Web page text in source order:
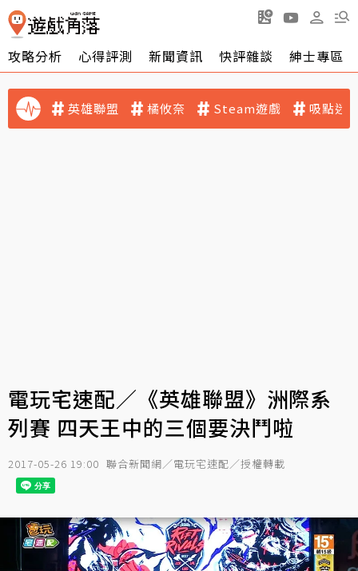
攻略分析 心得評測 新聞資訊 快評雜談 紳士專區
英雄聯盟 橘攸奈 Steam遊戲 吸點迷
電玩宅速配／《英雄聯盟》洲際系
列賽 四天王中的三個要決鬥啦
2017-05-26 19:00 聯合新聞網／電玩宅速配／授權轉載